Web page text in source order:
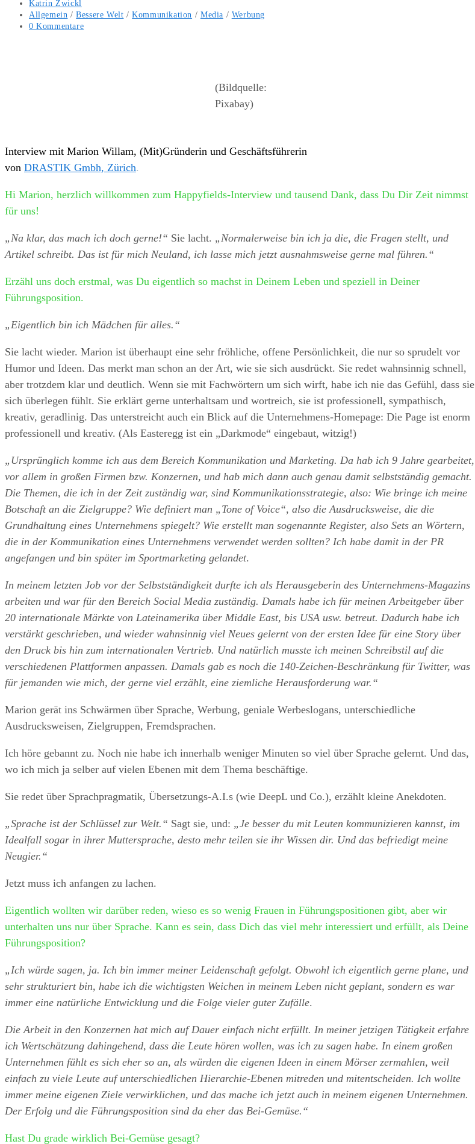
Beitrags-
Autor:
Katrin Zwickl
Beitrags-
Kategorie:
Allgemein / Bessere Welt / Kommunikation / Media / Werbung
Beitrags-
0 Kommentare
(Bildquelle:
Pixabay)
Interview mit Marion Willam, (Mit)Gründerin und Geschäftsführerin
von DRASTIK Gmbh, Zürich.
Hi Marion, herzlich willkommen zum Happyfields-Interview und tausend Dank, dass Du Dir Zeit nimmst
für uns!
„Na klar, das mach ich doch gerne!“ Sie lacht. „Normalerweise bin ich ja die, die Fragen stellt, und
Artikel schreibt. Das ist für mich Neuland, ich lasse mich jetzt ausnahmsweise gerne mal führen.“
Erzähl uns doch erstmal, was Du eigentlich so machst in Deinem Leben und speziell in Deiner
Führungsposition.
„Eigentlich bin ich Mädchen für alles.“
Sie lacht wieder. Marion ist überhaupt eine sehr fröhliche, offene Persönlichkeit, die nur so sprudelt vor
Humor und Ideen. Das merkt man schon an der Art, wie sie sich ausdrückt. Sie redet wahnsinnig schnell,
aber trotzdem klar und deutlich. Wenn sie mit Fachwörtern um sich wirft, habe ich nie das Gefühl, dass sie
sich überlegen fühlt. Sie erklärt gerne unterhaltsam und wortreich, sie ist professionell, sympathisch,
kreativ, geradlinig. Das unterstreicht auch ein Blick auf die Unternehmens-Homepage: Die Page ist enorm
professionell und kreativ. (Als Easteregg ist ein „Darkmode“ eingebaut, witzig!)
„Ursprünglich komme ich aus dem Bereich Kommunikation und Marketing. Da hab ich 9 Jahre gearbeitet,
vor allem in großen Firmen bzw. Konzernen, und hab mich dann auch genau damit selbstständig gemacht.
Die Themen, die ich in der Zeit zuständig war, sind Kommunikationsstrategie, also: Wie bringe ich meine
Botschaft an die Zielgruppe? Wie definiert man „Tone of Voice“, also die Ausdrucksweise, die die
Grundhaltung eines Unternehmens spiegelt? Wie erstellt man sogenannte Register, also Sets an Wörtern,
die in der Kommunikation eines Unternehmens verwendet werden sollten? Ich habe damit in der PR
angefangen und bin später im Sportmarketing gelandet.
In meinem letzten Job vor der Selbstständigkeit durfte ich als Herausgeberin des Unternehmens-Magazins
arbeiten und war für den Bereich Social Media zuständig. Damals habe ich für meinen Arbeitgeber über
20 internationale Märkte von Lateinamerika über Middle East, bis USA usw. betreut. Dadurch habe ich
verstärkt geschrieben, und wieder wahnsinnig viel Neues gelernt von der ersten Idee für eine Story über
den Druck bis hin zum internationalen Vertrieb. Und natürlich musste ich meinen Schreibstil auf die
verschiedenen Plattformen anpassen. Damals gab es noch die 140-Zeichen-Beschränkung für Twitter, was
für jemanden wie mich, der gerne viel erzählt, eine ziemliche Herausforderung war.“
Marion gerät ins Schwärmen über Sprache, Werbung, geniale Werbeslogans, unterschiedliche
Ausdrucksweisen, Zielgruppen, Fremdsprachen.
Ich höre gebannt zu. Noch nie habe ich innerhalb weniger Minuten so viel über Sprache gelernt. Und das,
wo ich mich ja selber auf vielen Ebenen mit dem Thema beschäftige.
Sie redet über Sprachpragmatik, Übersetzungs-A.I.s (wie DeepL und Co.), erzählt kleine Anekdoten.
„Sprache ist der Schlüssel zur Welt.“ Sagt sie, und: „Je besser du mit Leuten kommunizieren kannst, im
Idealfall sogar in ihrer Muttersprache, desto mehr teilen sie ihr Wissen dir. Und das befriedigt meine
Neugier.“
Jetzt muss ich anfangen zu lachen.
Eigentlich wollten wir darüber reden, wieso es so wenig Frauen in Führungspositionen gibt, aber wir
unterhalten uns nur über Sprache. Kann es sein, dass Dich das viel mehr interessiert und erfüllt, als Deine
Führungsposition?
„Ich würde sagen, ja. Ich bin immer meiner Leidenschaft gefolgt. Obwohl ich eigentlich gerne plane, und
sehr strukturiert bin, habe ich die wichtigsten Weichen in meinem Leben nicht geplant, sondern es war
immer eine natürliche Entwicklung und die Folge vieler guter Zufälle.
Die Arbeit in den Konzernen hat mich auf Dauer einfach nicht erfüllt. In meiner jetzigen Tätigkeit erfahre
ich Wertschätzung dahingehend, dass die Leute hören wollen, was ich zu sagen habe. In einem großen
Unternehmen fühlt es sich eher so an, als würden die eigenen Ideen in einem Mörser zermahlen, weil
einfach zu viele Leute auf unterschiedlichen Hierarchie-Ebenen mitreden und mitentscheiden. Ich wollte
immer meine eigenen Ziele verwirklichen, und das mache ich jetzt auch in meinem eigenen Unternehmen.
Der Erfolg und die Führungsposition sind da eher das Bei-Gemüse.“
Hast Du grade wirklich Bei-Gemüse gesagt?